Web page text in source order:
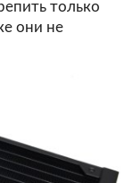
только
они не